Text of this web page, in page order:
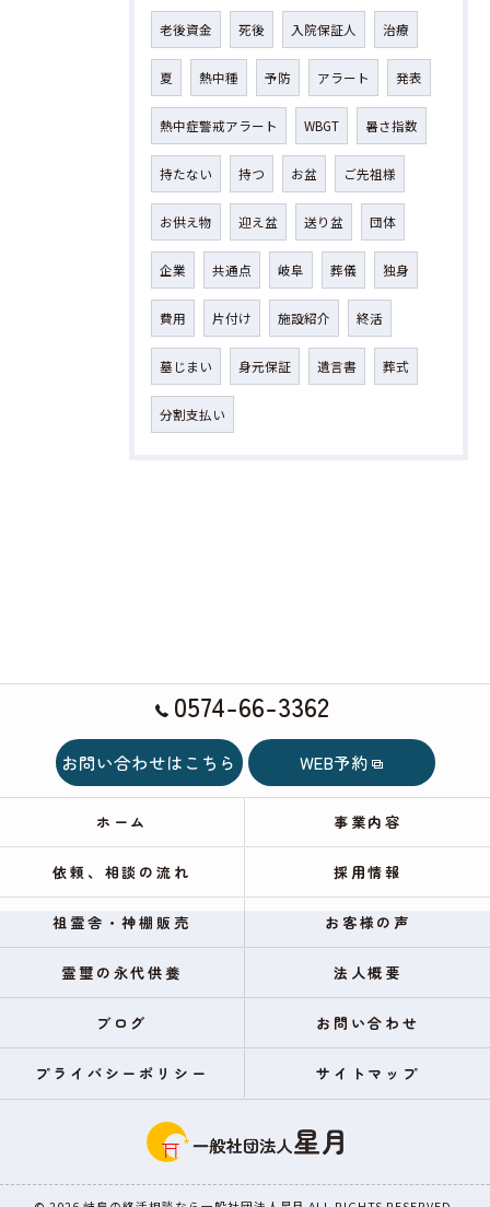
老後資金 死後 入院保証人 治療
夏 熱中種 予防 アラート 発表
熱中症警戒アラート WBGT 暑さ指数
持たない 持つ お盆 ご先祖様
お供え物 迎え盆 送り盆 団体
企業 共通点 岐阜 葬儀 独身
費用 片付け 施設紹介 終活
墓じまい 身元保証 遺言書 葬式
分割支払い
0574-66-3362
お問い合わせはこちら WEB予約
ホーム 事業内容
依頼、相談の流れ 採用情報
祖霊舎・神棚販売 お客様の声
霊璽の永代供養 法人概要
ブログ お問い合わせ
プライバシーポリシー サイトマップ